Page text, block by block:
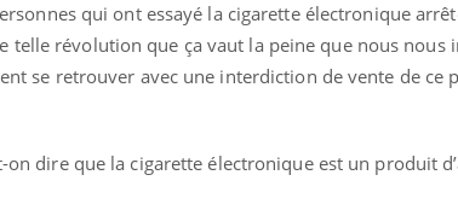
qui ont essayé la cigarette électronique
telle révolution que ça vaut la peine que nous
se retrouver avec une interdiction de vente de ce
dire que la cigarette électronique est un produit